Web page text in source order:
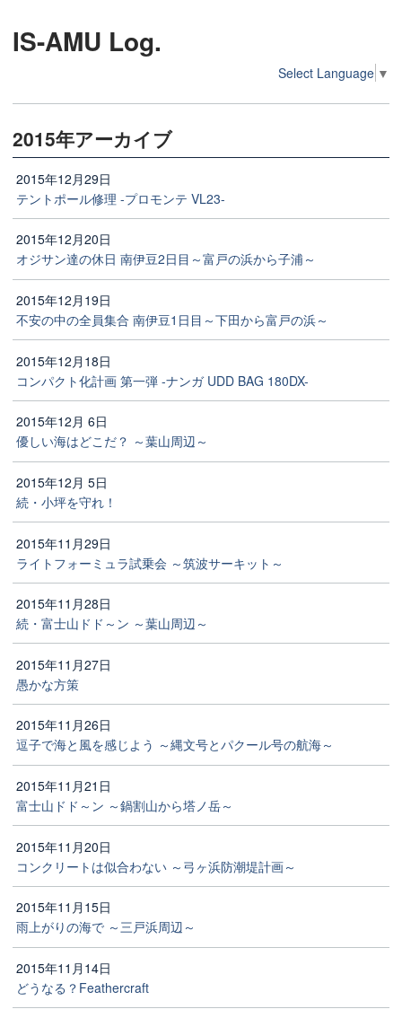
IS-AMU Log.
Select Language ▼
2015年アーカイブ
2015年12月29日
テントポール修理 -プロモンテ VL23-
2015年12月20日
オジサン達の休日 南伊豆2日目～富戸の浜から子浦～
2015年12月19日
不安の中の全員集合 南伊豆1日目～下田から富戸の浜～
2015年12月18日
コンパクト化計画 第一弾 -ナンガ UDD BAG 180DX-
2015年12月 6日
優しい海はどこだ？ ～葉山周辺～
2015年12月 5日
続・小坪を守れ！
2015年11月29日
ライトフォーミュラ試乗会 ～筑波サーキット～
2015年11月28日
続・富士山ドド～ン ～葉山周辺～
2015年11月27日
愚かな方策
2015年11月26日
逗子で海と風を感じよう ～縄文号とパクール号の航海～
2015年11月21日
富士山ドド～ン ～鍋割山から塔ノ岳～
2015年11月20日
コンクリートは似合わない ～弓ヶ浜防潮堤計画～
2015年11月15日
雨上がりの海で ～三戸浜周辺～
2015年11月14日
どうなる？Feathercraft